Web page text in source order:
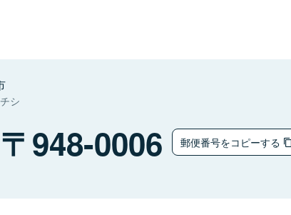
シ
948-0006 郵便番号をコピーする